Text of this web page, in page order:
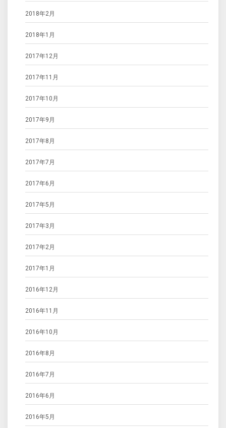
2018年2月
2018年1月
2017年12月
2017年11月
2017年10月
2017年9月
2017年8月
2017年7月
2017年6月
2017年5月
2017年3月
2017年2月
2017年1月
2016年12月
2016年11月
2016年10月
2016年8月
2016年7月
2016年6月
2016年5月